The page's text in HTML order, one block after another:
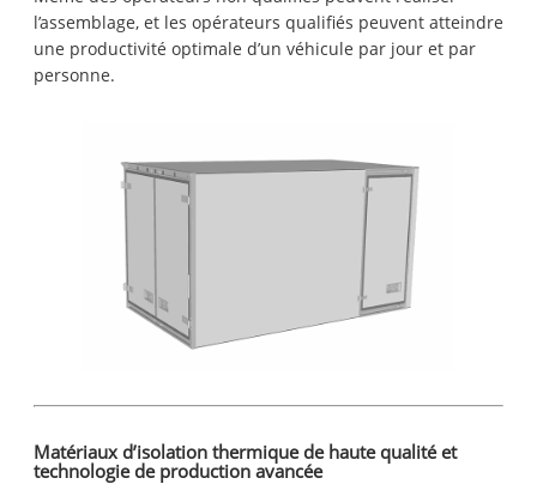
l’assemblage, et les opérateurs qualifiés peuvent atteindre
une productivité optimale d’un véhicule par jour et par
personne.
Matériaux d’isolation thermique de haute qualité et
technologie de production avancée